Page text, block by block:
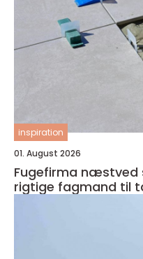
inspiration
01. August 2026
Fugefirma næstved sådan vælger du den
rigtige fagmand til